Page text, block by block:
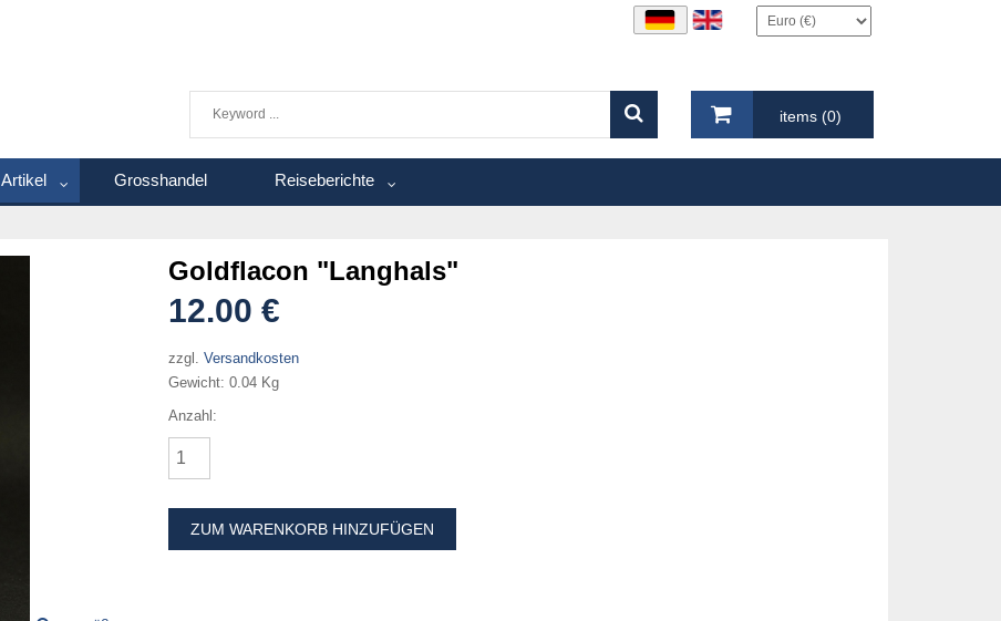
items (0)
Artikel Grosshandel Reiseberichte
Goldflacon "Langhals"
12.00 €
zzgl. Versandkosten
Gewicht: 0.04 Kg
Anzahl:
ZUM WARENKORB HINZUFÜGEN